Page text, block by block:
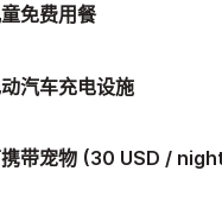
儿童免费用餐
电动汽车充电设施
可携带宠物 (30 USD /